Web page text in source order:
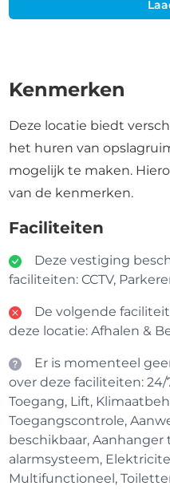
Kenmerken
Deze locatie biedt
het huren van
mogelijk te maken.
van de kenmerken.
Faciliteiten
Deze vestiging
faciliteiten: CCTV,
De volgende
deze locatie: Afhalen &
Er is momenteel
over deze faciliteiten: 24/
Toegang, Lift,
Toegangscontrole,
beschikbaar,
alarmsysteem,
Multifunctioneel,